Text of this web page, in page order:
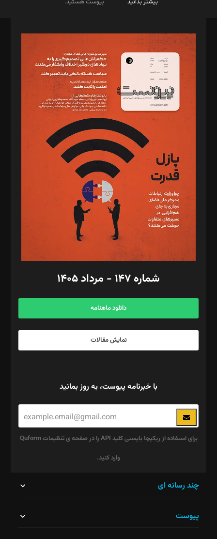
مدیر مسئول: محمدباقر اثنی‌عشری
سردبیر: مهرک محمودی
دبیر تحریریه: میثم قاسمی
د‌بیر ناداستان: سمانه سمیع
د‌بیر خدمت و تجارت: ابوالفضل رجبی
د‌بیر حقوق فناوری: حسام‌الدین ایپکچی
د‌بیر پیوست جهان: مینا پاکدل
د‌بیر تحریریه آنلاین: بابک نقاش
تحریریه‌: مجتبی محمود‌ی، آرش برهمند، یسنا امان‌پور، سروش کرمیان،
مصطفی مسجدی آرانی، ابوالفضل رجبی، زهرا فکرانه، فائزه فتحی
رستمی،مصطفی باستان
ویرایش: نگار استاد‌‌آقا
طراح یونیفرم: مجید توکلی
فیلمبرداری و عکاسی: امیر شفیعی، مانی لطفی زاده
گرافیک و صفحه‌آرایی: سید‌سبحان‌علی ثابت
مد‌یر توسعه تجاری: کامبیز برید‌
امور مالی: شاپور رهبری، محمد‌ کاظمی‌نیا
آگهی و مشترکین: ۰۹۱۹۹۹۹۰۴۵۴
شماره ۱۴۷ - مرداد ۱۴۰۵
دانلود ماهنامه
نمایش مقالات
با خبرنامه پیوست، به روز بمانید
برای استفاده از ریکپچا بایستی کلید API را در صفحه ی تنظیمات Quform
وارد کنید.
نباید
چند رسانه ای
پیوست